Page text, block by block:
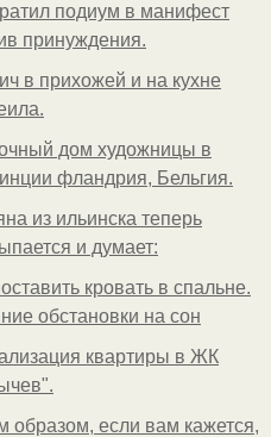
подиум в манифест
принуждения.
в прихожей и на кухне
дом художницы в
фландрия, Бельгия.
из ильинска теперь
и думает:
кровать в спальне.
обстановки на сон
квартиры в ЖК
образом, если вам кажется,